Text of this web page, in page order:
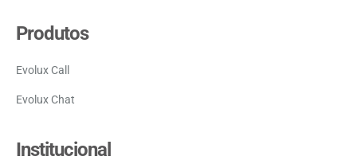
Produtos
Evolux Call
Evolux Chat
Institucional